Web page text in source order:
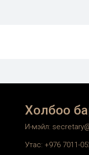
Холбоо
И-мэйл:
Утас: +976 7011-